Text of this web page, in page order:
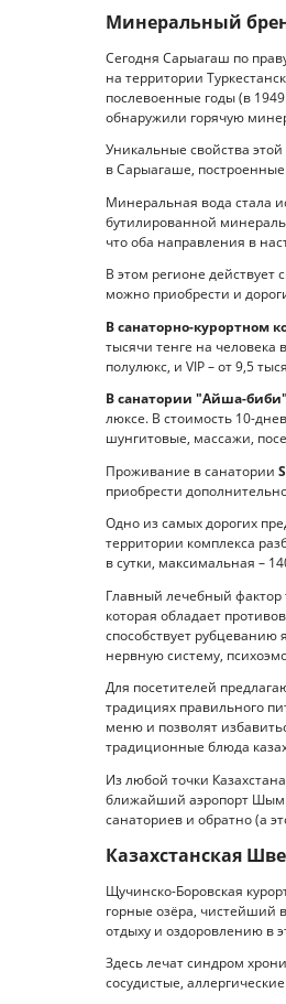
Минеральный
Сегодня Сарыагаш по
на территории
послевоенные годы (в
обнаружили горячую
Уникальные свойства
в Сарыагаше, построенные
Минеральная вода стала
бутилированной
что оба направления в
В этом регионе
можно приобрести и
В санаторно-курортном
тысячи тенге на человека
полулюкс, и VIP – от 9,5
В санатории "Айша-биби"
люксе. В стоимость 10-
шунгитовые, массажи,
Проживание в санатории
приобрести
Одно из самых дорогих
территории комплекса
в сутки, максимальная –
Главный лечебный фактор
которая обладает
способствует
нервную систему,
Для посетителей
традициях правильного
меню и позволят
традиционные блюда
Из любой точки
ближайший аэропорт
санаториев и обратно (а
Казахстанская
Щучинско-Боровская
горные озёра, чистейший
отдыху и оздоровлению в
Здесь лечат синдром
сосудистые,